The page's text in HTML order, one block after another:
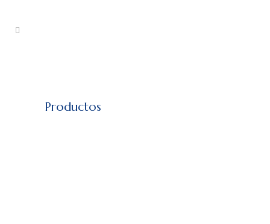
Productos